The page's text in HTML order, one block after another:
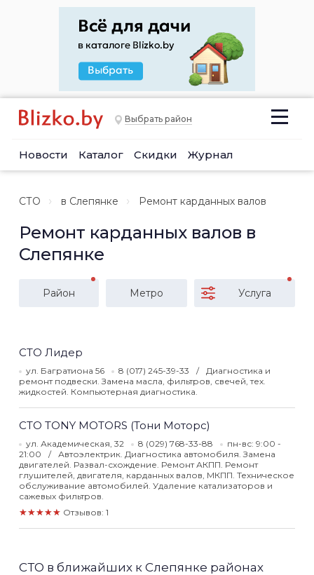
Выбрать район
Новости Каталог Скидки Журнал
СТО в Слепянке Ремонт карданных валов
Ремонт карданных валов в
Слепянке
Район Метро Услуга
СТО Лидер
ул. Багратиона 56 8 (017) 245-39-33
Диагностика и
ремонт подвески. Замена масла, фильтров, свечей, тех.
жидкостей. Компьютерная диагностика.
СТО TONY MOTORS (Тони Моторс)
ул. Академическая, 32 8 (029) 768-33-88
пн-вс: 9:00 -
21:00
Автоэлектрик. Диагностика автомобиля. Замена
двигателей. Развал-схождение. Ремонт АКПП. Ремонт
глушителей, двигателя, карданных валов, МКПП. Техническое
обслуживание автомобилей. Удаление катализаторов и
сажевых фильтров.
★★★★★ Отзывов: 1
СТО в ближайших к Слепянке районах